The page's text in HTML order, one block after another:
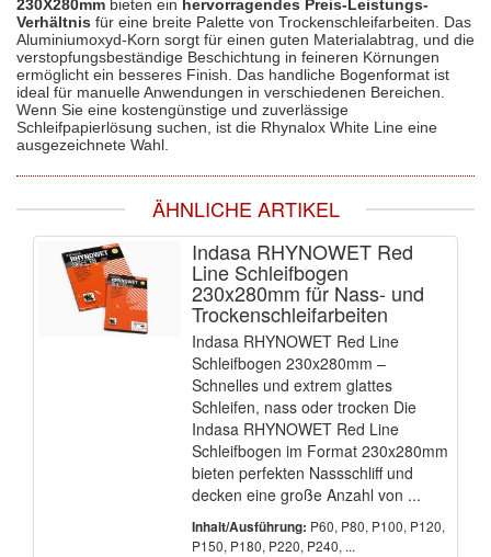
230X280mm bieten ein hervorragendes Preis-Leistungs-
Verhältnis für eine breite Palette von Trockenschleifarbeiten. Das
Aluminiumoxyd-Korn sorgt für einen guten Materialabtrag, und die
verstopfungsbeständige Beschichtung in feineren Körnungen
ermöglicht ein besseres Finish. Das handliche Bogenformat ist
ideal für manuelle Anwendungen in verschiedenen Bereichen.
Wenn Sie eine kostengünstige und zuverlässige
Schleifpapierlösung suchen, ist die Rhynalox White Line eine
ausgezeichnete Wahl.
ÄHNLICHE ARTIKEL
Indasa RHYNOWET Red
Line Schleifbogen
230x280mm für Nass- und
Trockenschleifarbeiten
Indasa RHYNOWET Red Line
Schleifbogen 230x280mm –
Schnelles und extrem glattes
Schleifen, nass oder trocken Die
Indasa RHYNOWET Red Line
Schleifbogen im Format 230x280mm
bieten perfekten Nassschliff und
decken eine große Anzahl von ...
Inhalt/Ausführung: P60, P80, P100, P120,
P150, P180, P220, P240, ...